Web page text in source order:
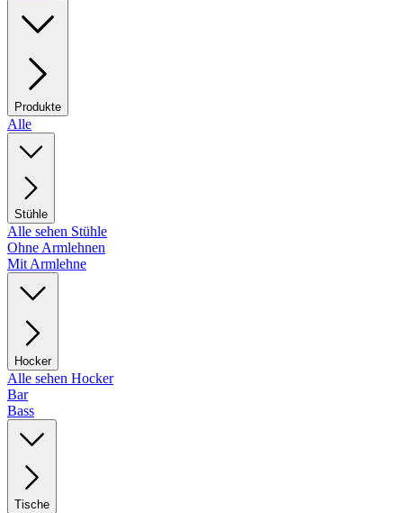
Produkte
Alle
Stühle
Alle sehen Stühle
Ohne Armlehnen
Mit Armlehne
Hocker
Alle sehen Hocker
Bar
Bass
Tische